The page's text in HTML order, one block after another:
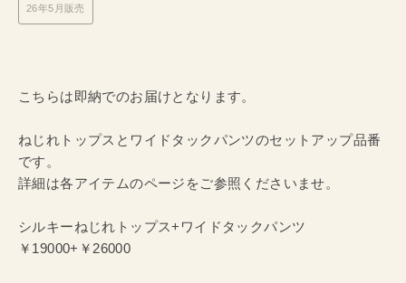
26年5月販売
こちらは即納でのお届けとなります。
ねじれトップスとワイドタックパンツのセットアップ品番
です。
詳細は各アイテムのページをご参照くださいませ。
シルキーねじれトップス+ワイドタックパンツ
￥19000+￥26000